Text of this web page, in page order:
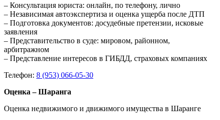
– Консультация юриста: онлайн, по телефону, лично
– Независимая автоэкспертиза и оценка ущерба после ДТП
– Подготовка документов: досудебные претензии, исковые
заявления
– Представительство в суде: мировом, районном,
арбитражном
– Представление интересов в ГИБДД, страховых компаниях
Телефон: 8 (953) 066-05-30
Оценка – Шаранга
Оценка недвижимого и движимого имущества в Шаранге